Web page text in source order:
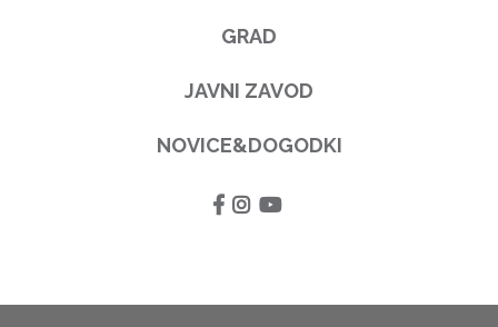
GRAD
JAVNI ZAVOD
NOVICE&DOGODKI